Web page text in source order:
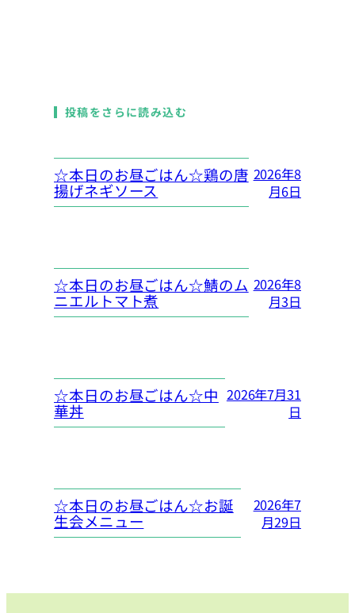
投稿をさらに読み込む
☆本日のお昼ごはん☆鶏の唐
揚げネギソース
2026年8
月6日
☆本日のお昼ごはん☆鯖のム
ニエルトマト煮
2026年8
月3日
☆本日のお昼ごはん☆中
華丼
2026年7月31
日
☆本日のお昼ごはん☆お誕
生会メニュー
2026年7
月29日